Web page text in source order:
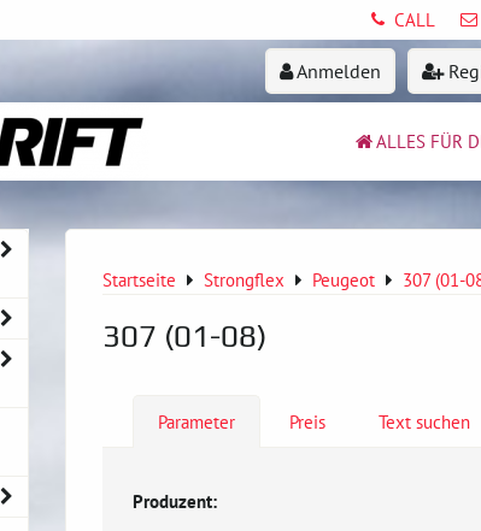
CALL
Anmelden
ALLES FÜR
Startseite Strongflex Peugeot 307 (01-
307 (01-08)
Parameter Preis Text suchen
Produzent: